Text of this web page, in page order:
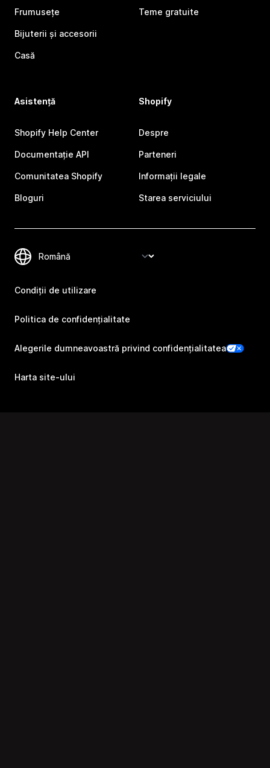
Frumusețe
Bijuterii și accesorii
Casă
Teme gratuite
Asistență
Shopify Help Center
Documentație API
Comunitatea Shopify
Bloguri
Shopify
Despre
Parteneri
Informații legale
Starea serviciului
Condiții de utilizare
Politica de confidențialitate
Alegerile dumneavoastră privind confidențialitatea
Harta site-ului